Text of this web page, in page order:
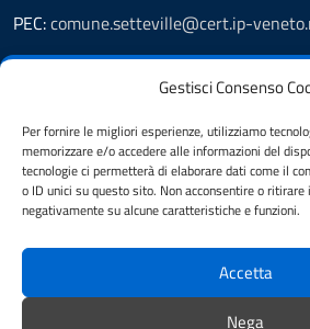
Gestisci Consenso
Per fornire le migliori esperienze, utilizziamo
memorizzare e/o accedere alle informazioni del
tecnologie ci permetterà di elaborare dati come il
o ID unici su questo sito. Non acconsentire o
negativamente su alcune caratteristiche e funzioni.
Accetta
Nega
PEC:comune.setteville@cert.ip-
Leggi le FAQ
Richiesta assistenza
Feedback
Amministrazione Trasparente
Albo Pretorio
Informativa privacy
Dichiarazione di accessibilità